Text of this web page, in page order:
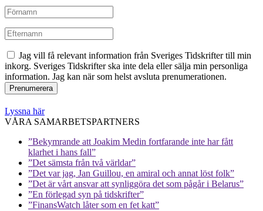
Jag vill få relevant information från Sveriges Tidskrifter till min
inkorg. Sveriges Tidskrifter ska inte dela eller sälja min personliga
information. Jag kan när som helst avsluta prenumerationen.
Lyssna här
VÅRA SAMARBETSPARTNERS
”Bekymrande att Joakim Medin fortfarande inte har fått
klarhet i hans fall”
”Det sämsta från två världar”
”Det var jag, Jan Guillou, en amiral och annat löst folk”
”Det är vårt ansvar att synliggöra det som pågår i Belarus”
”En förlegad syn på tidskrifter”
”FinansWatch låter som en fet katt”